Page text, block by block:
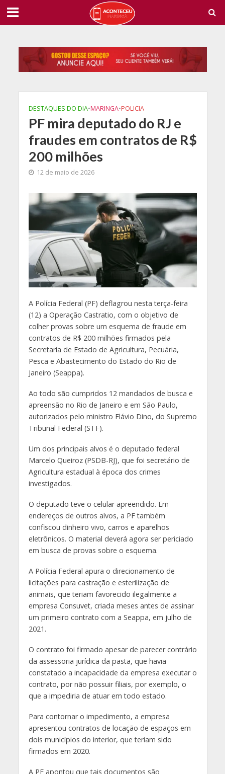
DESTAQUES DO DIA•MARINGA•POLICIA
PF mira deputado do RJ e
fraudes em contratos de R$
200 milhões
12 de maio de 2026
APolícia Federal (PF) deflagrou nesta terça-feira
(12) a Operação Castratio, com o objetivo de
colher provas sobre um esquema de fraude em
contratos de R$ 200 milhões firmados pela
Secretaria de Estado de Agricultura, Pecuária,
Pesca e Abastecimento do Estado do Rio de
Janeiro (Seappa).
Ao todo são cumpridos 12 mandados de busca e
apreensão no Rio de Janeiro e em São Paulo,
autorizados pelo ministro Flávio Dino, do Supremo
Tribunal Federal (STF).
Um dos principais alvos é o deputado federal
Marcelo Queiroz (PSDB-RJ), que foi secretário de
Agricultura estadual à época dos crimes
investigados.
O deputado teve o celular apreendido. Em
endereços de outros alvos, a PF também
confiscou dinheiro vivo, carros e aparelhos
eletrônicos. O material deverá agora ser periciado
em busca de provas sobre o esquema.
A Polícia Federal apura o direcionamento de
licitações para castração e esterilização de
animais, que teriam favorecido ilegalmente a
empresa Consuvet, criada meses antes de assinar
um primeiro contrato com a Seappa, em julho de
2021.
O contrato foi firmado apesar de parecer contrário
da assessoria jurídica da pasta, que havia
constatado a incapacidade da empresa executar o
contrato, por não possuir filiais, por exemplo, o
que a impediria de atuar em todo estado.
Para contornar o impedimento, a empresa
apresentou contratos de locação de espaços em
dois municípios do interior, que teriam sido
firmados em 2020.
A PF apontou que tais documentos são